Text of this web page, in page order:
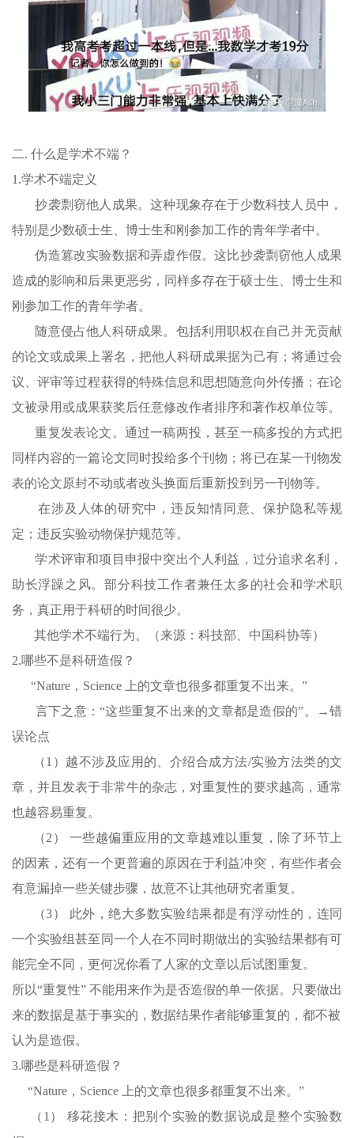
二. 什么是学术不端？
1.学术不端定义
抄袭剽窃他人成果。这种现象存在于少数科技人员中，
特别是少数硕士生、博士生和刚参加工作的青年学者中。
伪造篡改实验数据和弄虚作假。这比抄袭剽窃他人成果
造成的影响和后果更恶劣，同样多存在于硕士生、博士生和
刚参加工作的青年学者。
随意侵占他人科研成果。包括利用职权在自己并无贡献
的论文或成果上署名，把他人科研成果据为己有；将通过会
议、评审等过程获得的特殊信息和思想随意向外传播；在论
文被录用或成果获奖后任意修改作者排序和著作权单位等。
重复发表论文。通过一稿两投，甚至一稿多投的方式把
同样内容的一篇论文同时投给多个刊物；将已在某一刊物发
表的论文原封不动或者改头换面后重新投到另一刊物等。
在涉及人体的研究中，违反知情同意、保护隐私等规
定；违反实验动物保护规范等。
学术评审和项目申报中突出个人利益，过分追求名利，
助长浮躁之风。部分科技工作者兼任太多的社会和学术职
务，真正用于科研的时间很少。
其他学术不端行为。（来源：科技部、中国科协等）
2.哪些不是科研造假？
“Nature，Science 上的文章也很多都重复不出来。”
言下之意：“这些重复不出来的文章都是造假的”。→错
误论点
（1）越不涉及应用的、介绍合成方法/实验方法类的文
章，并且发表于非常牛的杂志，对重复性的要求越高，通常
也越容易重复。
（2） 一些越偏重应用的文章越难以重复，除了环节上
的因素，还有一个更普遍的原因在于利益冲突，有些作者会
有意漏掉一些关键步骤，故意不让其他研究者重复。
（3） 此外，绝大多数实验结果都是有浮动性的，连同
一个实验组甚至同一个人在不同时期做出的实验结果都有可
能完全不同，更何况你看了人家的文章以后试图重复。
所以“重复性” 不能用来作为是否造假的单一依据。只要做出
来的数据是基于事实的，数据结果作者能够重复的，都不被
认为是造假。
3.哪些是科研造假？
“Nature，Science 上的文章也很多都重复不出来。”
（1） 移花接木：把别个实验的数据说成是整个实验数